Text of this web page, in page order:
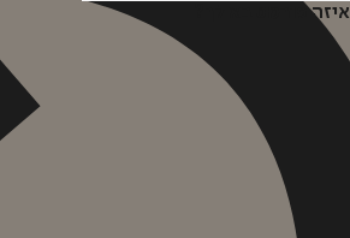
איזה פורמט בא לך?